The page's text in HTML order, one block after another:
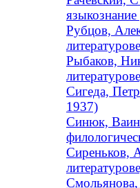
Рубцов,
Рыбаков,
Сигеда,
1937)
Синюк,
Сиреньков,
Смольянова,